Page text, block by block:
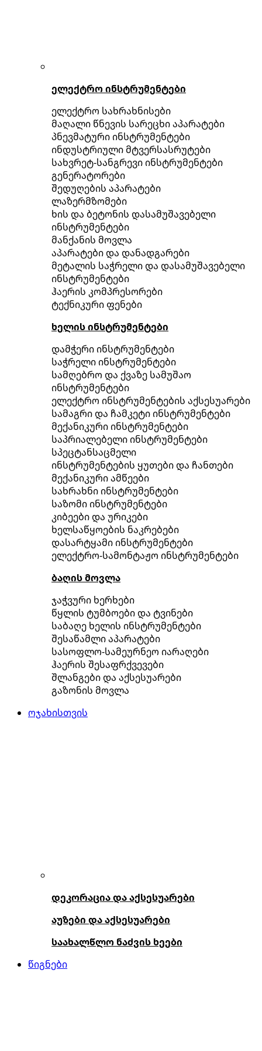
ელექტრო ინსტრუმენტები
ელექტრო სახრახნისები
მაღალი წნევის სარეცხი აპარატები
პნევმატური ინსტრუმენტები
ინდუსტრიული მტვერსასრუტები
სახვრეტ-სანგრევი ინსტრუმენტები
გენერატორები
შედუღების აპარატები
ლაზერმზომები
ხის და ბეტონის დასამუშავებელი
ინსტრუმენტები
მანქანის მოვლა
აპარატები და დანადგარები
მეტალის საჭრელი და დასამუშავებელი
ინსტრუმენტები
ჰაერის კომპრესორები
ტექნიკური ფენები
ხელის ინსტრუმენტები
დამჭერი ინსტრუმენტები
საჭრელი ინსტრუმენტები
სამღებრო და ქვაზე სამუშაო
ინსტრუმენტები
ელექტრო ინსტრუმენტების აქსესუარები
სამაგრი და ჩამკეტი ინსტრუმენტები
მექანიკური ინსტრუმენტები
საპრიალებელი ინსტრუმენტები
სპეცტანსაცმელი
ინსტრუმენტების ყუთები და ჩანთები
მექანიკური ამწეები
სახრახნი ინსტრუმენტები
საზომი ინსტრუმენტები
კიბეები და ურიკები
ხელსაწყოების ნაკრებები
დასარტყამი ინსტრუმენტები
ელექტრო-სამონტაჟო ინსტრუმენტები
ბაღის მოვლა
ჯაჭვური ხერხები
წყლის ტუმბოები და ტვინები
საბაღე ხელის ინსტრუმენტები
შესაწამლი აპარატები
სასოფლო-სამეურნეო იარაღები
ჰაერის შესაფრქვევები
შლანგები და აქსესუარები
გაზონის მოვლა
ოჯახისთვის
დეკორაცია და აქსესუარები
აუზები და აქსესუარები
საახალწლო ნაძვის ხეები
წიგნები